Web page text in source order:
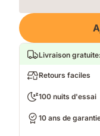
Loading
Livraison gratuite:
Retours faciles
100 nuits d'essai
10 ans de